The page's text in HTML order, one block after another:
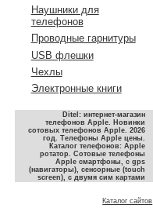
Наушники для
телефонов
Проводные гарнитуры
USB флешки
Чехлы
Электронные книги
Ditel: интернет-магазин
телефонов Apple. Новинки
сотовых телефонов Apple. 2026
год. Телефоны Apple цены.
Каталог телефонов: Apple
ротатор. Сотовые телефоны
Apple смартфоны, с gps
(навигаторы), сенсорные (touch
screen), с двумя сим картами
Каталог сайтов